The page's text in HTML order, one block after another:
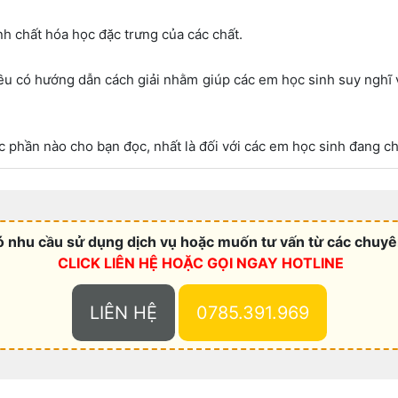
chất hóa học đặc trưng của các chất.
có hướng dẫn cách giải nhằm giúp các em học sinh suy
nào cho bạn đọc, nhất là đối với các em học sinh đang
nhu cầu sử dụng dịch vụ hoặc muốn tư vấn từ các
CLICK LIÊN HỆ HOẶC GỌI NGAY HOTLINE
LIÊN HỆ 0785.391.969